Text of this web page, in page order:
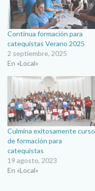
Continua formación para
catequistas Verano 2025
2 septiembre, 2025
En «Local»
Culmina exitosamente curso
de formación para
catequistas
19 agosto, 2023
En «Local»